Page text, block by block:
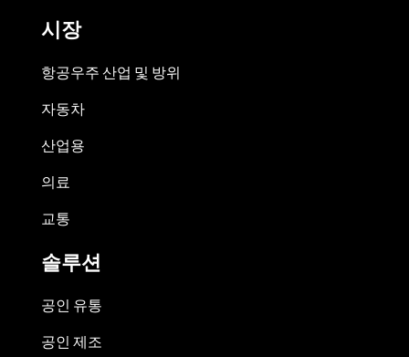
시장
항공우주 산업 및 방위
자동차
산업용
의료
교통
솔루션
공인 유통
공인 제조